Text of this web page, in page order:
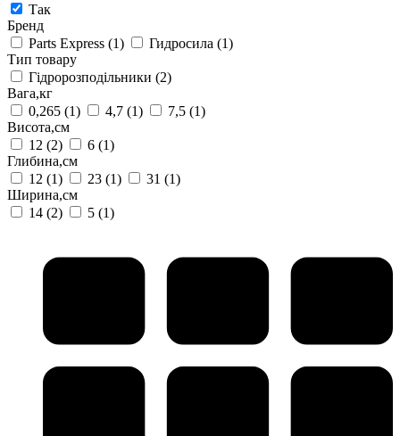
Так
Бренд
Parts Express (1) Гидросила (1)
Тип товару
Гідророзподільники (2)
Вага,кг
0,265 (1) 4,7 (1) 7,5 (1)
Висота,см
12 (2) 6 (1)
Глибина,см
12 (1) 23 (1) 31 (1)
Ширина,см
14 (2) 5 (1)